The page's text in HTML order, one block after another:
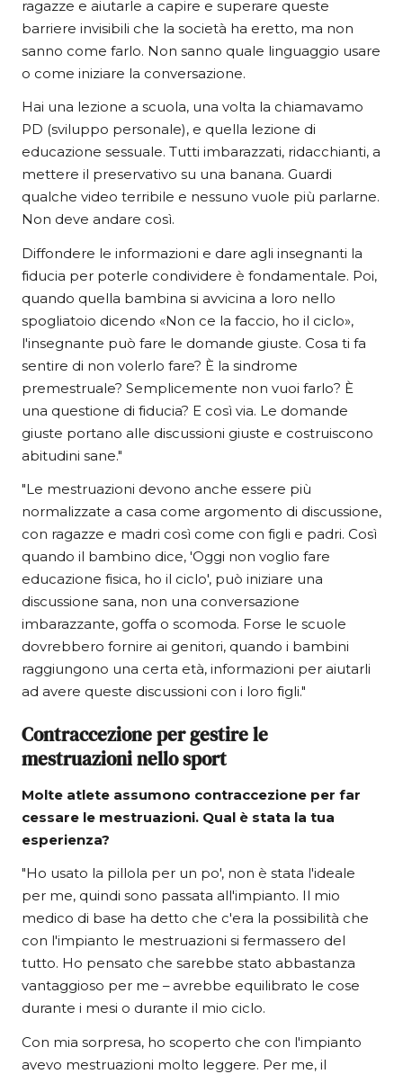
ragazze e aiutarle a capire e superare queste
barriere invisibili che la società ha eretto, ma non
sanno come farlo. Non sanno quale linguaggio usare
o come iniziare la conversazione.
Hai una lezione a scuola, una volta la chiamavamo
PD (sviluppo personale), e quella lezione di
educazione sessuale. Tutti imbarazzati, ridacchianti, a
mettere il preservativo su una banana. Guardi
qualche video terribile e nessuno vuole più parlarne.
Non deve andare così.
Diffondere le informazioni e dare agli insegnanti la
fiducia per poterle condividere è fondamentale. Poi,
quando quella bambina si avvicina a loro nello
spogliatoio dicendo «Non ce la faccio, ho il ciclo»,
l'insegnante può fare le domande giuste. Cosa ti fa
sentire di non volerlo fare? È la sindrome
premestruale? Semplicemente non vuoi farlo? È
una questione di fiducia? E così via. Le domande
giuste portano alle discussioni giuste e costruiscono
abitudini sane."
"Le mestruazioni devono anche essere più
normalizzate a casa come argomento di discussione,
con ragazze e madri così come con figli e padri. Così
quando il bambino dice, 'Oggi non voglio fare
educazione fisica, ho il ciclo', può iniziare una
discussione sana, non una conversazione
imbarazzante, goffa o scomoda. Forse le scuole
dovrebbero fornire ai genitori, quando i bambini
raggiungono una certa età, informazioni per aiutarli
ad avere queste discussioni con i loro figli."
Contraccezione per gestire le
mestruazioni nello sport
Molte atlete assumono contraccezione per far
cessare le mestruazioni. Qual è stata la tua
esperienza?
"Ho usato la pillola per un po', non è stata l'ideale
per me, quindi sono passata all'impianto. Il mio
medico di base ha detto che c'era la possibilità che
con l'impianto le mestruazioni si fermassero del
tutto. Ho pensato che sarebbe stato abbastanza
vantaggioso per me – avrebbe equilibrato le cose
durante i mesi o durante il mio ciclo.
Con mia sorpresa, ho scoperto che con l'impianto
avevo mestruazioni molto leggere. Per me, il